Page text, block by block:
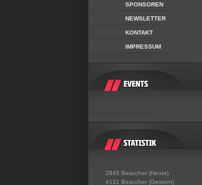
SPONSOREN
NEWSLETTER
KONTAKT
IMPRESSUM
2845 Besucher (Heute)
4131 Besucher (Gestern)